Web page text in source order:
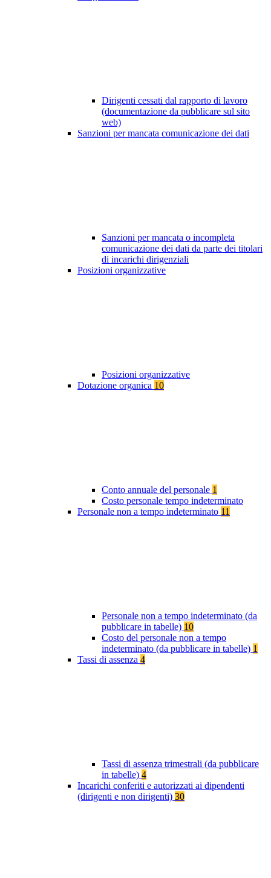
Dirigenti cessati dal rapporto di lavoro
(documentazione da pubblicare sul sito
web)
Sanzioni per mancata comunicazione dei dati
Sanzioni per mancata o incompleta
comunicazione dei dati da parte dei titolari
di incarichi dirigenziali
Posizioni organizzative
Posizioni organizzative
Dotazione organica 10
Conto annuale del personale 1
Costo personale tempo indeterminato
Personale non a tempo indeterminato 11
Personale non a tempo indeterminato (da
pubblicare in tabelle) 10
Costo del personale non a tempo
indeterminato (da pubblicare in tabelle) 1
Tassi di assenza 4
Tassi di assenza trimestrali (da pubblicare
in tabelle) 4
Incarichi conferiti e autorizzati ai dipendenti
(dirigenti e non dirigenti) 30